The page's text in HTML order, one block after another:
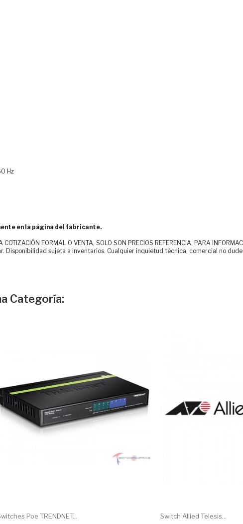
Hz
en la página del fabricante.
COTIZACIÓN FORMAL O VENTA, SOLO SON PRECIOS REFERENCIA, PARA
Disponibilidad sujeta a inventarios. Cualquier inquietud técnica, comercial no
Categoría:
Poe TRENDNET...
Switch Allied Telesis...